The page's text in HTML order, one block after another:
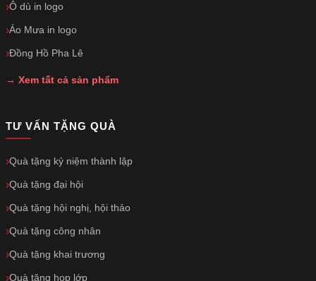
Ô dù in logo
Áo Mưa in logo
Đồng Hồ Pha Lê
→ Xem tất cả sản phẩm
TƯ VẤN TẶNG QUÀ
Quà tặng kỷ niệm thành lập
Quà tặng đại hội
Quà tặng hội nghị, hội thảo
Quà tặng công nhân
Quà tặng khai trương
Quà tặng họp lớp